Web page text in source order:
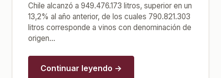
Chile alcanzó a 949.476.173 litros, superior en un
13,2% al año anterior, de los cuales 790.821.303
litros corresponde a vinos con denominación de
origen...
Continuar leyendo →